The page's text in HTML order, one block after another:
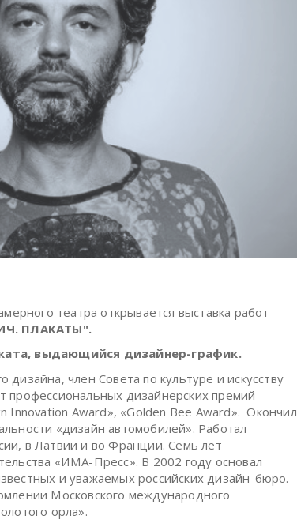
театра открывается выставка работ
ПЛАКАТЫ".
выдающийся дизайнер-график.
дизайна, член Совета по культуре и искусству
профессиональных дизайнерских премий
Innovation Award», «Golden Bee Award». Окончил
«дизайн автомобилей». Работал
в Латвии и во Франции. Семь лет
«ИМА-Пресс». В 2002 году основал
и уважаемых российских дизайн-бюро.
Московского международного
орла».